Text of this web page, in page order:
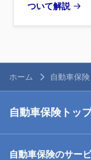
ついて解説
ホーム 自動車保険
自動車保険トッ
自動車保険のサー